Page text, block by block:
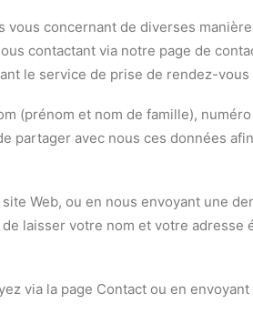
concernant de diverses
contactant via notre page de
le service de prise de rendez-vous
(prénom et nom de famille),
partager avec nous ces données
Web, ou en nous envoyant une
laisser votre nom et votre
via la page Contact ou en